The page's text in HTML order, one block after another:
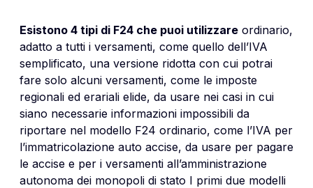
Esistono 4 tipi di F24 che puoi utilizzare ordinario,
adatto a tutti i versamenti, come quello dell’IVA
semplificato, una versione ridotta con cui potrai
fare solo alcuni versamenti, come le imposte
regionali ed erariali elide, da usare nei casi in cui
siano necessarie informazioni impossibili da
riportare nel modello F24 ordinario, come l’IVA per
l’immatricolazione auto accise, da usare per pagare
le accise e per i versamenti all’amministrazione
autonoma dei monopoli di stato I primi due modelli